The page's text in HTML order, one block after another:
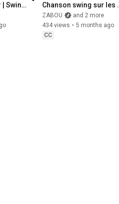
Swing
Chanson swing sur les
chaussettes perdues |
Zabou (Clip Officiel)
ZABOU
and 2 more
434 views • 5 months ago
CC